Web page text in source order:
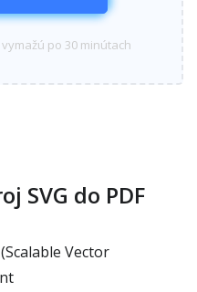
po 30 minútach
SVG do PDF
Vector